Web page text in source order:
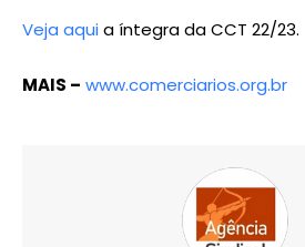
Veja aquia íntegra da CCT 22/23.
MAIS – www.comerciarios.org.br